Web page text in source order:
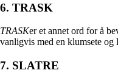
6. TRASK
TRASKer et annet ord for å
vanligvis med en klumsete og
7. SLATRE